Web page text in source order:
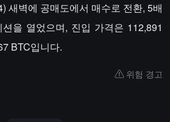
새벽에 공매도에서 매수로 전환, 5배
을 열었으며, 진입 가격은 112,891
BTC입니다.
위험 경고